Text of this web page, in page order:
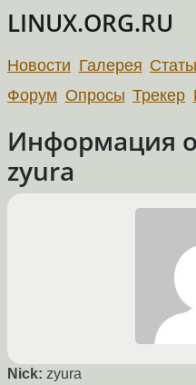
LINUX.ORG.RU
Новости Галерея
Форум Опросы Трекер
Информация
zyura
Nick: zyura